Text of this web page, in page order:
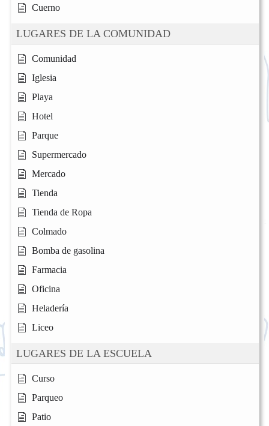
Cuerno
LUGARES DE LA COMUNIDAD
Comunidad
Iglesia
Playa
Hotel
Parque
Supermercado
Mercado
Tienda
Tienda de Ropa
Colmado
Bomba de gasolina
Farmacia
Oficina
Heladería
Liceo
LUGARES DE LA ESCUELA
Curso
Parqueo
Patio